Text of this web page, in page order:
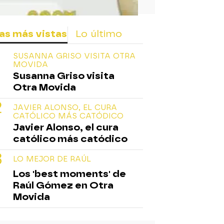
más vistas Lo último
SUSANNA GRISO VISITA OTRA
MOVIDA
Susanna Griso visita
Otra Movida
JAVIER ALONSO, EL CURA
CATÓLICO MÁS CATÓDICO
Javier Alonso, el cura
católico más catódico
LO MEJOR DE RAÚL
Los 'best moments' de
Raúl Gómez en Otra
Movida